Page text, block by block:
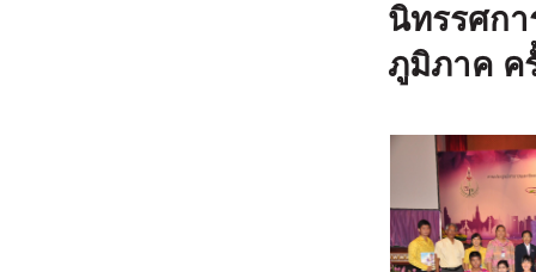
นิทรรศก
ภูมิภาค ค